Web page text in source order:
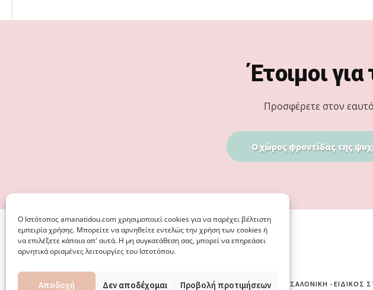
Ο Iστότοπος amanatidou.com χρησιμοποιεί cookies για να παρέχει βέλτιστη
εμπειρία χρήσης. Μπορείτε να αρνηθείτε εντελώς την χρήση των cookies ή
να επιλέξετε κάποια απ' αυτά. Η μη συγκατάθεση σας, μπορεί να επηρεάσει
αρνητικά ορισμένες λειτουργίες του Ιστοτόπου.
Αποδοχή Δεν αποδέχομαι Προβολή προτιμήσεων
Έτοιμοι
Προσφέρετε στον
Ο χώρος φροντίδας της
© 2026 · ΦΩΣΤΗΡΊΑ ΑΜΑΝΑΤΊΔΟΥ, ΨΥΧΟΛΌΓΟΣ ΚΑΛΑΜΑΡΙΆ ΘΕΣΣΑΛΟΝΊΚΗ -